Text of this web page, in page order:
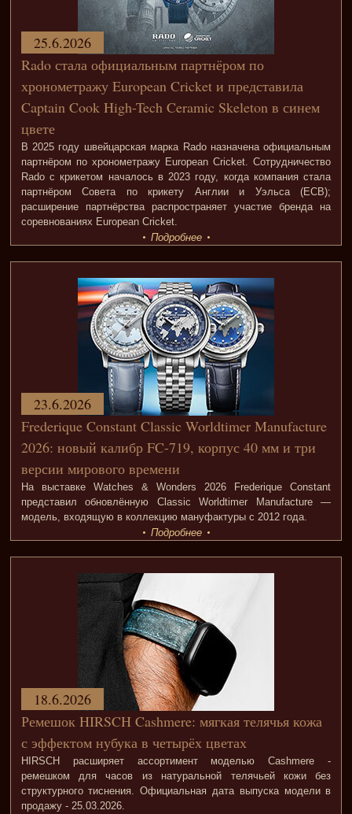
Rado стала официальным партнёром по
хронометражу European Cricket и представила
Captain Cook High-Tech Ceramic Skeleton в синем
цвете
В 2025 году швейцарская марка Rado назначена официальным
партнёром по хронометражу European Cricket. Сотрудничество
Rado с крикетом началось в 2023 году, когда компания стала
партнёром Совета по крикету Англии и Уэльса (ECB);
расширение партнёрства распространяет участие бренда на
соревнованиях European Cricket.
25.6.2026
Подробнее
Frederique Constant Classic Worldtimer Manufacture
2026: новый калибр FC-719, корпус 40 мм и три
версии мирового времени
На выставке Watches & Wonders 2026 Frederique Constant
представил обновлённую Classic Worldtimer Manufacture —
модель, входящую в коллекцию мануфактуры с 2012 года.
23.6.2026
Подробнее
Ремешок HIRSCH Cashmere: мягкая телячья кожа
с эффектом нубука в четырёх цветах
HIRSCH расширяет ассортимент моделью Cashmere -
ремешком для часов из натуральной телячьей кожи без
структурного тиснения. Официальная дата выпуска модели в
продажу - 25.03.2026.
18.6.2026